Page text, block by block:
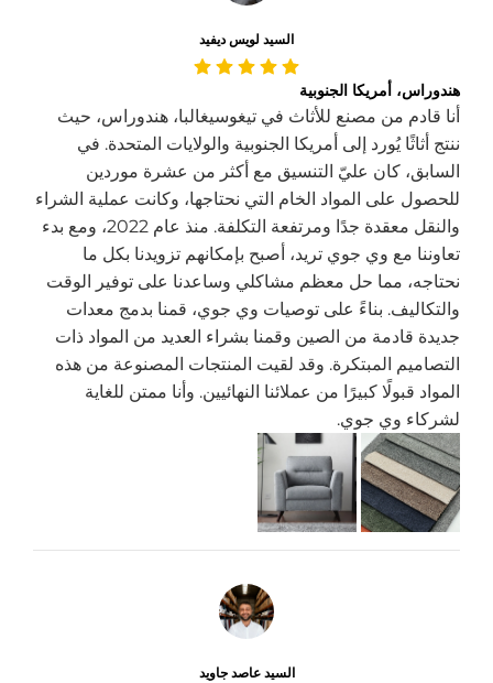
السيد لويس ديفيد
هندوراس، أمريكا الجنوبية
أنا قادم من مصنع للأثاث في تيغوسيغالبا، هندوراس، حيث
ننتج أثاثًا يُورد إلى أمريكا الجنوبية والولايات المتحدة. في
السابق، كان عليّ التنسيق مع أكثر من عشرة موردين
للحصول على المواد الخام التي نحتاجها، وكانت عملية الشراء
والنقل معقدة جدًا ومرتفعة التكلفة. منذ عام 2022، ومع بدء
تعاوننا مع وي جوي تريد، أصبح بإمكانهم تزويدنا بكل ما
نحتاجه، مما حل معظم مشاكلي وساعدنا على توفير الوقت
والتكاليف. بناءً على توصيات وي جوي، قمنا بدمج معدات
جديدة قادمة من الصين وقمنا بشراء العديد من المواد ذات
التصاميم المبتكرة. وقد لقيت المنتجات المصنوعة من هذه
المواد قبولًا كبيرًا من عملائنا النهائيين. وأنا ممتن للغاية
لشركاء وي جوي.
السيد عاصد جاويد